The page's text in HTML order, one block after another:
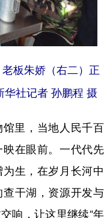
板朱娇（右二）正
华社记者 孙鹏程 摄
里，当地人民千百
在眼前。一代代先
生，在岁月长河中
干湖，资源开发与
响，让这里继续“年